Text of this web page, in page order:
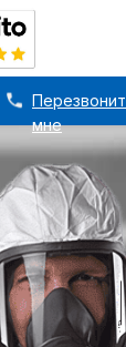
мне